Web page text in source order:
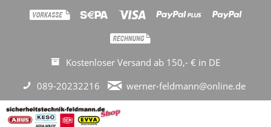
Kostenloser Versand ab 150,- € in DE
089-20232216
werner-feldmann@online.de